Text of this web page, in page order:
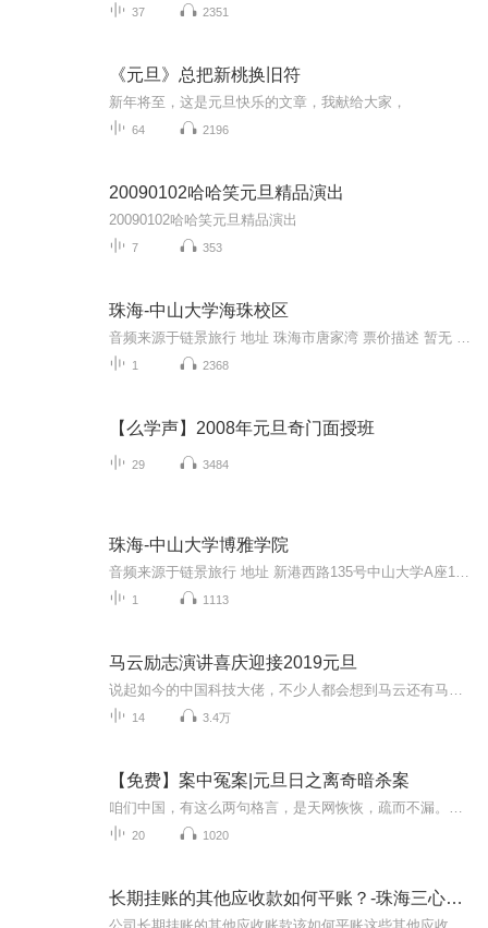
37 2351
《元旦》总把新桃换旧符
新年将至，这是元旦快乐的文章，我献给大家，
64 2196
20090102哈哈笑元旦精品演出
20090102哈哈笑元旦精品演出
7 353
珠海-中山大学海珠校区
1 2368
【么学声】2008年元旦奇门面授班
29 3484
珠海-中山大学博雅学院
1 1113
马云励志演讲喜庆迎接2019元旦
14 3.4万
【免费】案中冤案|元旦日之离奇暗杀案
20 1020
长期挂账的其他应收款如何平账？-珠海三心二意财税